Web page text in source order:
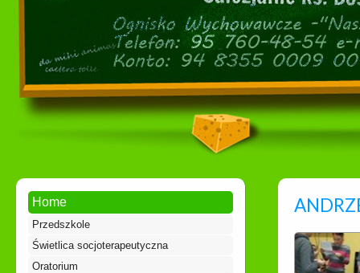
Home
Przedszkole
Świetlica socjoterapeutyczna
Oratorium